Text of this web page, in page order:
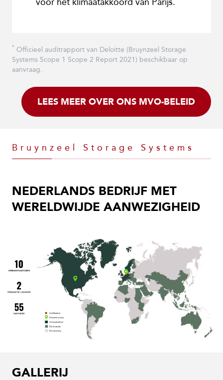
* Officieel auditrapport van Deloitte (Bruynzeel Storage
Systems Scope 1 Scope 2 Report 2021) beschikbaar op
aanvraag.
LEES MEER OVER ONS MVO-BELEID
Bruynzeel Storage Systems
NEDERLANDS BEDRIJF MET
WERELDWIJDE AANWEZIGHEID
GALLERIJ